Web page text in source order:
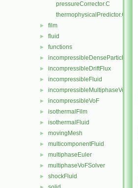
pressureCorrector.C
thermophysicalPredictor.C
► film
► fluid
► functions
► incompressibleDenseParticleFluid
► incompressibleDriftFlux
► incompressibleFluid
► incompressibleMultiphaseVoF
► incompressibleVoF
► isothermalFilm
► isothermalFluid
► movingMesh
► multicomponentFluid
► multiphaseEuler
► multiphaseVoFSolver
► shockFluid